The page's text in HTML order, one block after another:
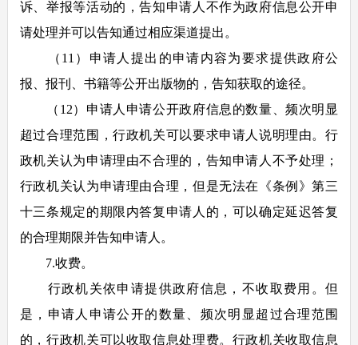
诉、举报等活动的，告知申请人不作为政府信息公开申
请处理并可以告知通过相应渠道提出。
（11）申请人提出的申请内容为要求提供政府公
报、报刊、书籍等公开出版物的，告知获取的途径。
（12）申请人申请公开政府信息的数量、频次明显
超过合理范围，行政机关可以要求申请人说明理由。行
政机关认为申请理由不合理的，告知申请人不予处理；
行政机关认为申请理由合理，但是无法在《条例》第三
十三条规定的期限内答复申请人的，可以确定延迟答复
的合理期限并告知申请人。
7.收费。
行政机关依申请提供政府信息，不收取费用。但
是，申请人申请公开的数量、频次明显超过合理范围
的，行政机关可以收取信息处理费。行政机关收取信息